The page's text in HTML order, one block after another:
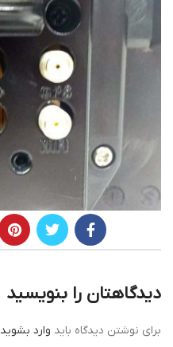
دیدگاهتان را بنویسید
برای نوشتن دیدگاه باید وارد بشوید